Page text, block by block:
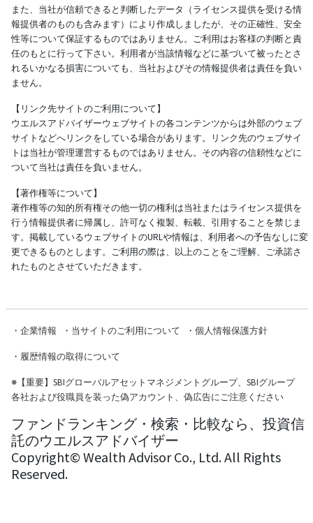
また、当社が信頼できると判断したデータ（ライセンス提供を受ける情
報提供者のものも含みます）により作成しましたが、その正確性、安全
性等について保証するものではありません。ご利用はお客様の判断と責
任のもとに行って下さい。利用者が当該情報などに基づいて被ったとさ
れるいかなる損害についても、当社およびその情報提供者は責任を負い
ません。
【リンク先サイトのご利用について】
ウエルスアドバイザーウェブサイトの各コンテンツからは外部のウェブ
サイトなどへリンクをしている場合があります。リンク先のウェブサイ
トは当社が管理運営するものではありません。その内容の信頼性などに
ついて当社は責任を負いません。
【著作権等について】
著作権等の知的所有権その他一切の権利は当社またはライセンス提供を
行う情報提供者に帰属し、許可なく複製、転載、引用することを禁じま
す。掲載しているウェブサイトのURLや情報は、利用者への予告なしに変
更できるものとします。ご利用の際は、以上のことをご理解、ご承諾さ
れたものとさせていただきます。
・ 企業情報 ・ 当サイトのご利用について ・ 個人情報保護方針
・ 履歴情報の取得について
※【重要】SBIグローバルアセットマネジメントグループ、SBIグループ
各社および役職員を装った偽アカウント、偽広告にご注意ください
ファンドランキング・検索・比較なら、投資信
託のウエルスアドバイザー
Copyright© Wealth Advisor Co., Ltd. All Rights
Reserved.